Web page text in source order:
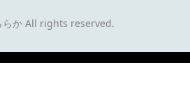
か All rights reserved.